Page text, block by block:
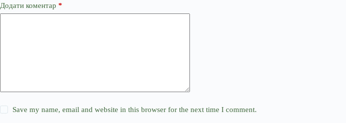
Додати коментар *
Save my name, email and website in this browser for the next time I comment.